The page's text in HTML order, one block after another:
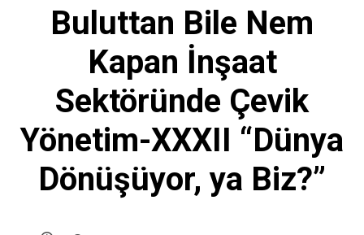
Buluttan Bile Nem
Kapan İnşaat
Sektöründe Çevik
Yönetim-XXXII “Dünya
Dönüşüyor, ya Biz?”